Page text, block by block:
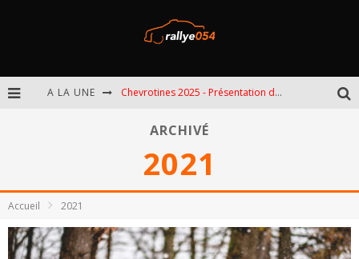
A LA UNE EBR 2025 - Présentation de l'épreuve
Chevrotines 2025 - Présentation de l'épreuve
ARCHIVÉ
2021
Accueil 2021